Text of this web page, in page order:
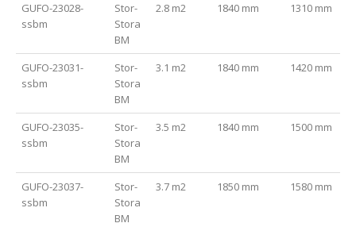
GUFO-23028-
ssbm
Stor-
Stora
BM
2.8 m2 1840 mm 1310 mm
GUFO-23031-
ssbm
Stor-
Stora
BM
3.1 m2 1840 mm 1420 mm
GUFO-23035-
ssbm
Stor-
Stora
BM
3.5 m2 1840 mm 1500 mm
GUFO-23037-
ssbm
Stor-
Stora
BM
3.7 m2 1850 mm 1580 mm